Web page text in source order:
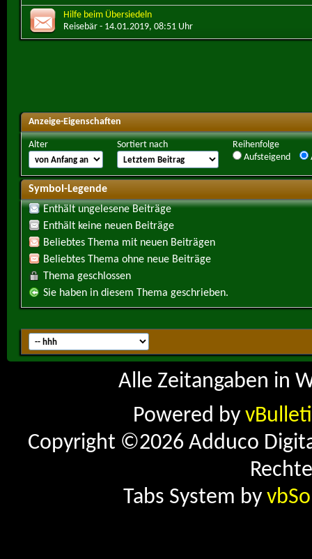
Hilfe beim Übersiedeln
Reisebär - 14.01.2019, 08:51 Uhr
Anzeige-Eigenschaften
Alter Sortiert nach
Reihenfolge
Aufsteigend
Symbol-Legende
Enthält ungelesene Beiträge
Enthält keine neuen Beiträge
Beliebtes Thema mit neuen Beiträgen
Beliebtes Thema ohne neue Beiträge
Thema geschlossen
Sie haben in diesem Thema geschrieben.
Alle Zeitangaben in
Powered by
Copyright ©2026 Adduco
Tabs System by